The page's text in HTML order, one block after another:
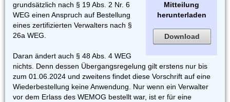
Mitteilung
herunterladen
Download
grundsätzlich nach § 19 Abs. 2 Nr. 6
WEG einen Anspruch auf Bestellung
eines zertifizierten Verwalters nach §
26a WEG.
Daran ändert auch § 48 Abs. 4 WEG
nichts. Denn dessen Übergangsregelung gilt erstens nur bis
zum 01.06.2024 und zweitens findet diese Vorschrift auf eine
Wiederbestellung keine Anwendung. Nur wenn ein Verwalter
vor dem Erlass des WEMOG bestellt war, ist er für eine